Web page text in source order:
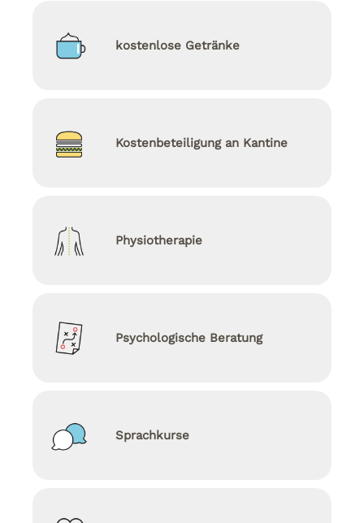
kostenlose Getränke
Kostenbeteiligung an Kantine
Physiotherapie
Psychologische Beratung
Sprachkurse